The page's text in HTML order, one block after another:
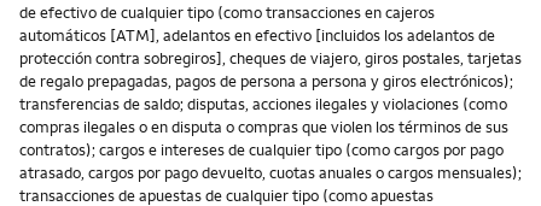
de efectivo de cualquier tipo (como transacciones en cajeros
automáticos [ATM], adelantos en efectivo [incluidos los adelantos de
protección contra sobregiros], cheques de viajero, giros postales, tarjetas
de regalo prepagadas, pagos de persona a persona y giros electrónicos);
transferencias de saldo; disputas, acciones ilegales y violaciones (como
compras ilegales o en disputa o compras que violen los términos de sus
contratos); cargos e intereses de cualquier tipo (como cargos por pago
atrasado, cargos por pago devuelto, cuotas anuales o cargos mensuales);
transacciones de apuestas de cualquier tipo (como apuestas